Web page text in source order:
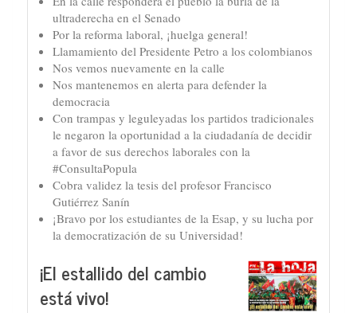
ultraderecha en el Senado
Por la reforma laboral, ¡huelga general!
Llamamiento del Presidente Petro a los colombianos
Nos vemos nuevamente en la calle
Nos mantenemos en alerta para defender la
democracia
Con trampas y leguleyadas los partidos tradicionales
le negaron la oportunidad a la ciudadanía de decidir
a favor de sus derechos laborales con la
#ConsultaPopula
Cobra validez la tesis del profesor Francisco
Gutiérrez Sanín
¡Bravo por los estudiantes de la Esap, y su lucha por
la democratización de su Universidad!
¡El estallido del cambio
está vivo!